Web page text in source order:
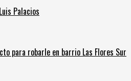
Palacios
para robarle en barrio Las Flores Sur